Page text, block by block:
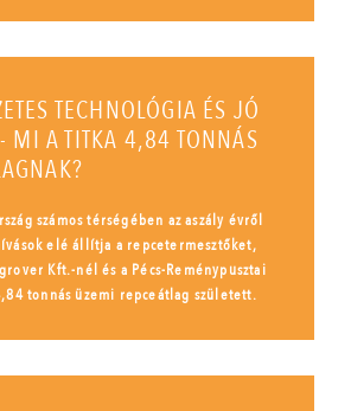
TECHNOLÓGIA ÉS JÓ
MI A TITKA 4,84 TONNÁS
számos térségében az aszály évről
elé állítja a repcetermesztőket,
Kft.-nél és a Pécs-Reménypusztai
tonnás üzemi repceátlag született.